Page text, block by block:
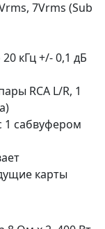
7Vrms (Sub
кГц +/- 0,1 дБ
RCA L/R, 1
1 сабвуфером
карты